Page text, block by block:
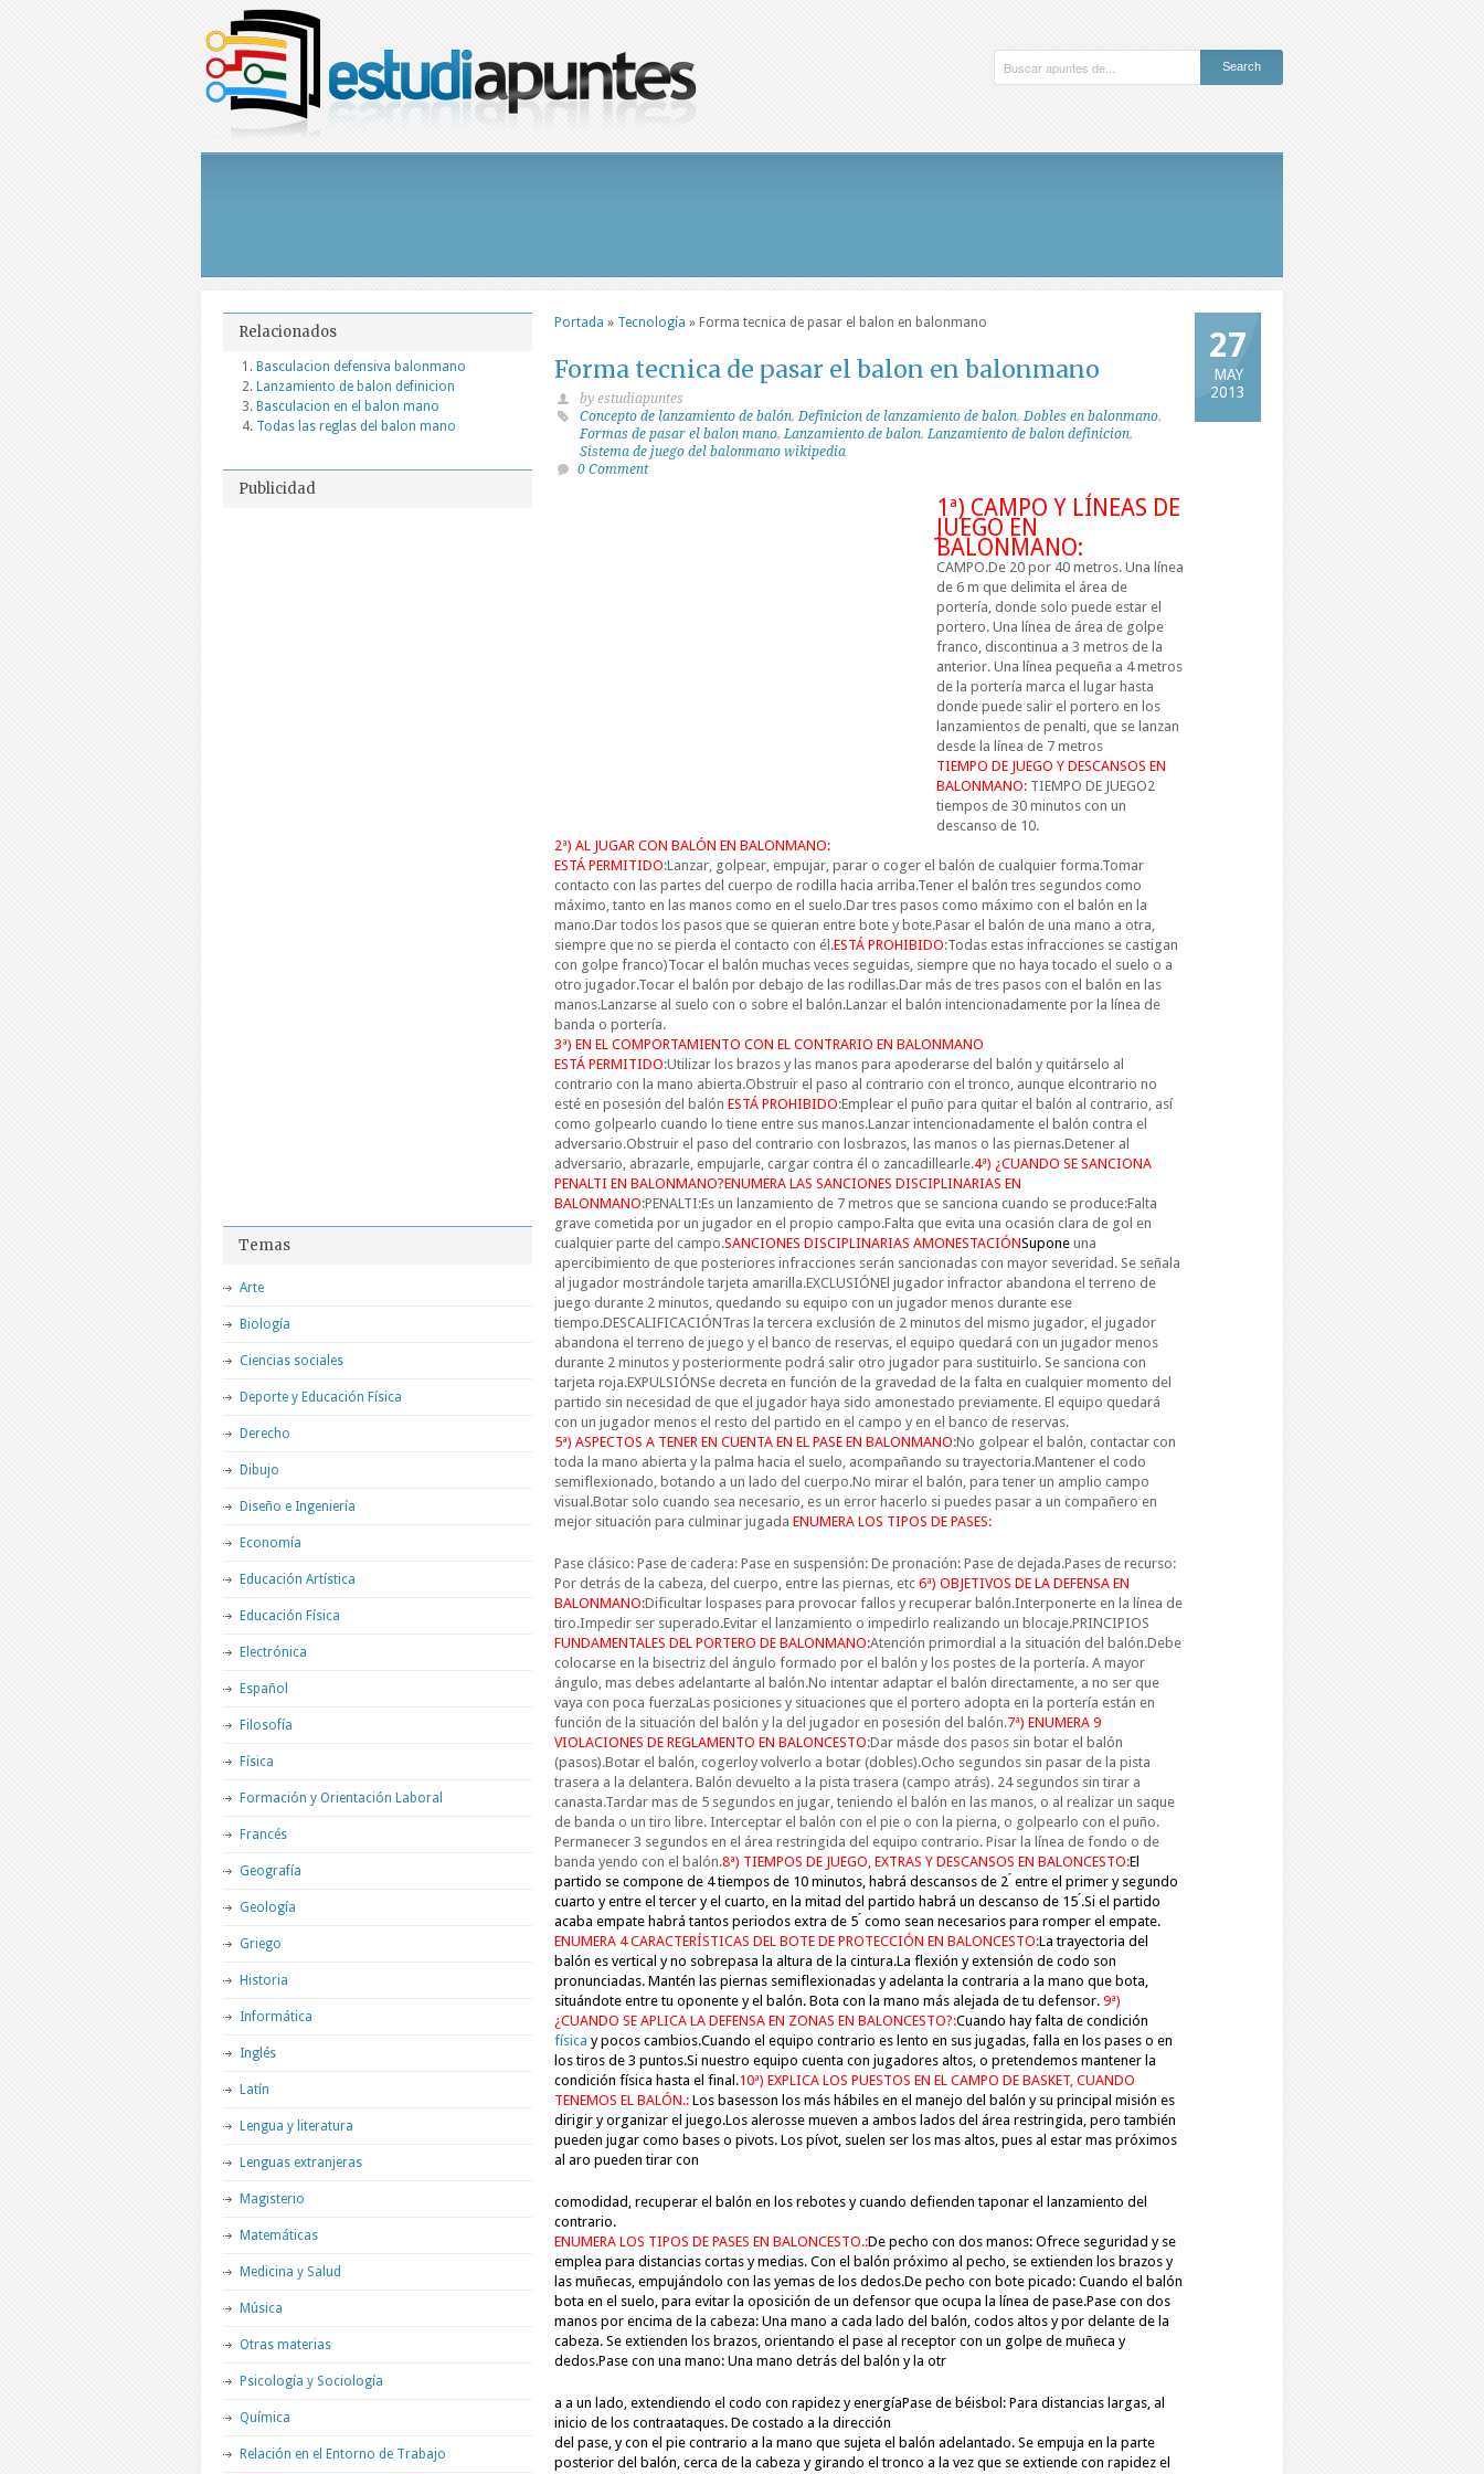
27
MAY
2013
Portada » Tecnología » Forma tecnica de pasar el balon en balonmano
Forma tecnica de pasar el balon en balonmano
by estudiapuntes
Concepto de lanzamiento de balón,Definicion de lanzamiento de balon,Dobles en balonmano,
Formas de pasar el balon mano,Lanzamiento de balon,Lanzamiento de balon definicion,
Sistema de juego del balonmano wikipedia
0 Comment
1ª) CAMPO Y LÍNEAS DE
JUEGO EN
BALONMANO:
CAMPO.De 20 por 40 metros. Una línea
de 6 m que delimita el área de
portería, donde solo puede estar el
portero. Una línea de área de golpe
franco, discontinua a 3 metros de la
anterior. Una línea pequeña a 4 metros
de la portería marca el lugar hasta
donde puede salir el portero en los
lanzamientos de penalti, que se lanzan
desde la línea de 7 metros
TIEMPO DE JUEGO Y DESCANSOS EN
BALONMANO: TIEMPO DE JUEGO2
tiempos de 30 minutos con un
descanso de 10.
2ª) AL JUGAR CON BALÓN EN BALONMANO:
ESTÁ PERMITIDO:Lanzar, golpear, empujar, parar o coger el balón de cualquier forma.Tomar
contacto con las partes del cuerpo de rodilla hacia arriba.Tener el balón tres segundos como
máximo, tanto en las manos como en el suelo.Dar tres pasos como máximo con el balón en la
mano.Dar todos los pasos que se quieran entre bote y bote.Pasar el balón de una mano a otra,
siempre que no se pierda el contacto con él.ESTÁ PROHIBIDO:Todas estas infracciones se castigan
con golpe franco)Tocar el balón muchas veces seguidas, siempre que no haya tocado el suelo o a
otro jugador.Tocar el balón por debajo de las rodillas.Dar más de tres pasos con el balón en las
manos.Lanzarse al suelo con o sobre el balón.Lanzar el balón intencionadamente por la línea de
banda o portería.
3ª) EN EL COMPORTAMIENTO CON EL CONTRARIO EN BALONMANO
ESTÁ PERMITIDO:Utilizar los brazos y las manos para apoderarse del balón y quitárselo al
contrario con la mano abierta.Obstruir el paso al contrario con el tronco, aunque elcontrario no
esté en posesión del balón ESTÁ PROHIBIDO:Emplear el puño para quitar el balón al contrario, así
como golpearlo cuando lo tiene entre sus manos.Lanzar intencionadamente el balón contra el
adversario.Obstruir el paso del contrario con losbrazos, las manos o las piernas.Detener al
adversario, abrazarle, empujarle, cargar contra él o zancadillearle.4ª) ¿CUANDO SE SANCIONA
PENALTI EN BALONMANO?ENUMERA LAS SANCIONES DISCIPLINARIAS EN
BALONMANO:PENALTI:Es un lanzamiento de 7 metros que se sanciona cuando se produce:Falta
grave cometida por un jugador en el propio campo.Falta que evita una ocasión clara de gol en
cualquier parte del campo.SANCIONES DISCIPLINARIAS AMONESTACIÓNSupone una
apercibimiento de que posteriores infracciones serán sancionadas con mayor severidad. Se señala
al jugador mostrándole tarjeta amarilla.EXCLUSIÓNEl jugador infractor abandona el terreno de
juego durante 2 minutos, quedando su equipo con un jugador menos durante ese
tiempo.DESCALIFICACIÓNTras la tercera exclusión de 2 minutos del mismo jugador, el jugador
abandona el terreno de juego y el banco de reservas, el equipo quedará con un jugador menos
durante 2 minutos y posteriormente podrá salir otro jugador para sustituirlo. Se sanciona con
tarjeta roja.EXPULSIÓNSe decreta en función de la gravedad de la falta en cualquier momento del
partido sin necesidad de que el jugador haya sido amonestado previamente. El equipo quedará
con un jugador menos el resto del partido en el campo y en el banco de reservas.
5ª) ASPECTOS A TENER EN CUENTA EN EL PASE EN BALONMANO:No golpear el balón, contactar con
toda la mano abierta y la palma hacia el suelo, acompañando su trayectoria.Mantener el codo
semiflexionado, botando a un lado del cuerpo.No mirar el balón, para tener un amplio campo
visual.Botar solo cuando sea necesario, es un error hacerlo si puedes pasar a un compañero en
mejor situación para culminar jugada ENUMERA LOS TIPOS DE PASES:
Pase clásico: Pase de cadera: Pase en suspensión: De pronación: Pase de dejada.Pases de recurso:
Por detrás de la cabeza, del cuerpo, entre las piernas, etc 6ª) OBJETIVOS DE LA DEFENSA EN
BALONMANO:Dificultar lospases para provocar fallos y recuperar balón.Interponerte en la línea de
tiro.Impedir ser superado.Evitar el lanzamiento o impedirlo realizando un blocaje.PRINCIPIOS
FUNDAMENTALES DEL PORTERO DE BALONMANO:Atención primordial a la situación del balón.Debe
colocarse en la bisectriz del ángulo formado por el balón y los postes de la portería. A mayor
ángulo, mas debes adelantarte al balón.No intentar adaptar el balón directamente, a no ser que
vaya con poca fuerzaLas posiciones y situaciones que el portero adopta en la portería están en
función de la situación del balón y la del jugador en posesión del balón.7ª) ENUMERA 9
VIOLACIONES DE REGLAMENTO EN BALONCESTO:Dar másde dos pasos sin botar el balón
(pasos).Botar el balón, cogerloy volverlo a botar (dobles).Ocho segundos sin pasar de la pista
trasera a la delantera. Balón devuelto a la pista trasera (campo atrás). 24 segundos sin tirar a
canasta.Tardar mas de 5 segundos en jugar, teniendo el balón en las manos, o al realizar un saque
de banda o un tiro libre. Interceptar el balón con el pie o con la pierna, o golpearlo con el puño.
Permanecer 3 segundos en el área restringida del equipo contrario. Pisar la línea de fondo o de
banda yendo con el balón.8ª) TIEMPOS DE JUEGO, EXTRAS Y DESCANSOS EN BALONCESTO:El
partido se compone de 4 tiempos de 10 minutos, habrá descansos de 2 ́ entre el primer y segundo
cuarto y entre el tercer yel cuarto, en la mitad del partido habrá un descanso de 15 ́.Si el partido
acaba empate habrá tantos periodos extra de 5 ́ como sean necesarios para romper el empate.
ENUMERA 4 CARACTERÍSTICAS DEL BOTE DE PROTECCIÓN EN BALONCESTO:La trayectoria del
balón es vertical y no sobrepasa la altura de la cintura.La flexión y extensión de codo son
pronunciadas. Mantén las piernas semiflexionadas y adelanta la contraria a la mano que bota,
situándote entretu oponente y el balón. Bota con la mano más alejada de tu defensor. 9ª)
¿CUANDO SE APLICA LA DEFENSA EN ZONAS EN BALONCESTO?:Cuando hay falta de condición
física y pocos cambios.Cuando el equipo contrario es lento en sus jugadas, falla en los pases o en
los tiros de 3 puntos.Si nuestro equipo cuenta con jugadores altos, o pretendemos mantener la
condición física hasta el final.10ª) EXPLICA LOS PUESTOS EN EL CAMPO DE BASKET, CUANDO
TENEMOS EL BALÓN.: Los basesson los más hábiles en el manejo del balón y su principal misión es
dirigir y organizar el juego.Los alerosse mueven a ambos lados del área restringida, pero también
pueden jugar como bases o pivots. Los pívot, suelen ser los mas altos, pues al estar mas próximos
al aro pueden tirar con
comodidad, recuperar el balón en los rebotes y cuando defienden taponar el lanzamiento del
contrario.
ENUMERA LOS TIPOS DE PASES EN BALONCESTO.:De pecho con dos manos: Ofrece seguridad y se
emplea para distancias cortas y medias. Con el balón próximo al pecho, se extienden los brazos y
las muñecas, empujándolo con las yemas de los dedos.De pecho con bote picado: Cuando el balón
bota en el suelo, para evitar la oposición de un defensor que ocupa la línea de pase.Pase con dos
manos por encima de la cabeza: Una mano a cada lado del balón, codos altos y por delante de la
cabeza. Se extienden los brazos, orientando el pase al receptor con un golpe de muñeca y
dedos.Pase con una mano: Una mano detrás del balón y la otr
a a un lado, extendiendo el codo con rapidez y energíaPase de béisbol : Para distancias largas, al
inicio de los contraataques. De costado a la dirección
del pase, y con el pie contrario a la mano que sujeta el balón adelantado. Se empuja en la parte
posterior del balón, cerca de la cabeza y girando el tronco a la vez que se extiende con rapidez el
Relacionados
Basculacion defensiva balonmano
Lanzamiento de balon definicion
Basculacion en el balon mano
Todas las reglas del balon mano
Publicidad
Temas
Arte
Biología
Ciencias sociales
Deporte y Educación Física
Derecho
Dibujo
Diseño e Ingeniería
Economía
Educación Artística
Educación Física
Electrónica
Español
Filosofía
Física
Formación y Orientación Laboral
Francés
Geografía
Geología
Griego
Historia
Informática
Inglés
Latín
Lengua y literatura
Lenguas extranjeras
Magisterio
Matemáticas
Medicina y Salud
Música
Otras materias
Psicología y Sociología
Química
Relación en el Entorno de Trabajo